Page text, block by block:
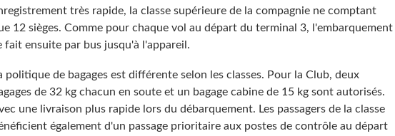
très rapide, la classe supérieure de la compagnie ne comptant
12 sièges. Comme pour chaque vol au départ du terminal 3, l'embarquement
fait ensuite par bus jusqu'à l'appareil.
politique de bagages est différente selon les classes. Pour la Club, deux
de 32 kg chacun en soute et un bagage cabine de 15 kg sont autorisés.
une livraison plus rapide lors du débarquement. Les passagers de la classe
également d'un passage prioritaire aux postes de contrôle au départ